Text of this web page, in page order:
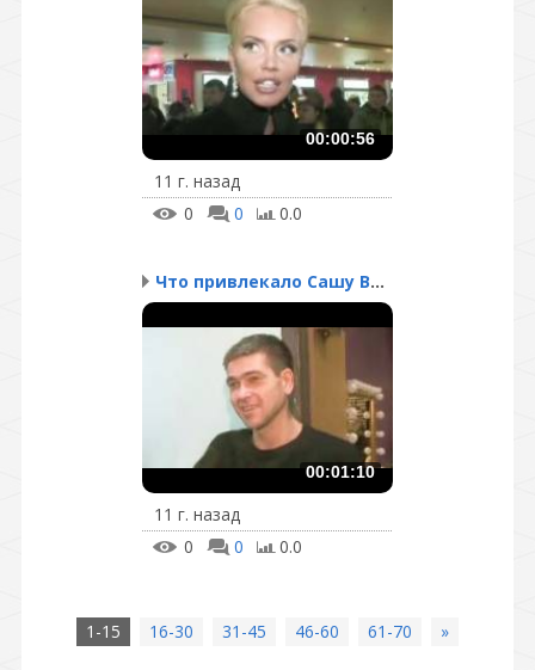
00:00:56
11 г. назад
0
0 0.0
Что привлекало Сашу Вас...
00:01:10
11 г. назад
0
0 0.0
1-15 16-30 31-45 46-60 61-70 »